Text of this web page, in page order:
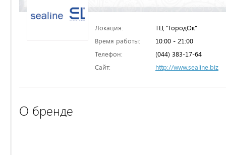
Локация:
ТЦ "ГородОк"
Время работы:
10:00 - 21:00
Телефон:
(044) 383-17-64
Сайт:
http://www.sealine.biz
О бренде